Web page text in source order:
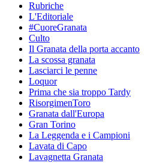
Rubriche
L'Editoriale
#CuoreGranata
Culto
Il Granata della porta accanto
La scossa granata
Lasciarci le penne
Loquor
Prima che sia troppo Tardy
RisorgimenToro
Granata dall'Europa
Gran Torino
La Leggenda e i Campioni
Lavata di Capo
Lavagnetta Granata